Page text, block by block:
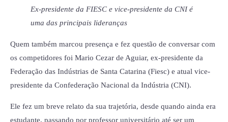
Ex-presidente da FIESC e vice-presidente da CNI é
uma das principais lideranças
Quem também marcou presença e fez questão de conversar com
os competidores foi Mario Cezar de Aguiar, ex-presidente da
Federação das Indústrias de Santa Catarina (Fiesc) e atual vice-
presidente da Confederação Nacional da Indústria (CNI).
Ele fez um breve relato da sua trajetória, desde quando ainda era
estudante, passando por professor universitário até ser um